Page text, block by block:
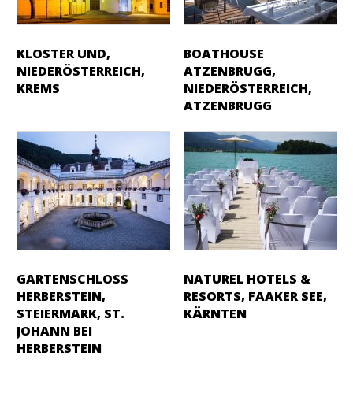
KLOSTER UND,
NIEDERÖSTERREICH,
KREMS
BOATHOUSE
ATZENBRUGG,
NIEDERÖSTERREICH,
ATZENBRUGG
GARTENSCHLOSS
HERBERSTEIN,
STEIERMARK, ST.
JOHANN BEI
HERBERSTEIN
NATUREL HOTELS &
RESORTS, FAAKER SEE,
KÄRNTEN